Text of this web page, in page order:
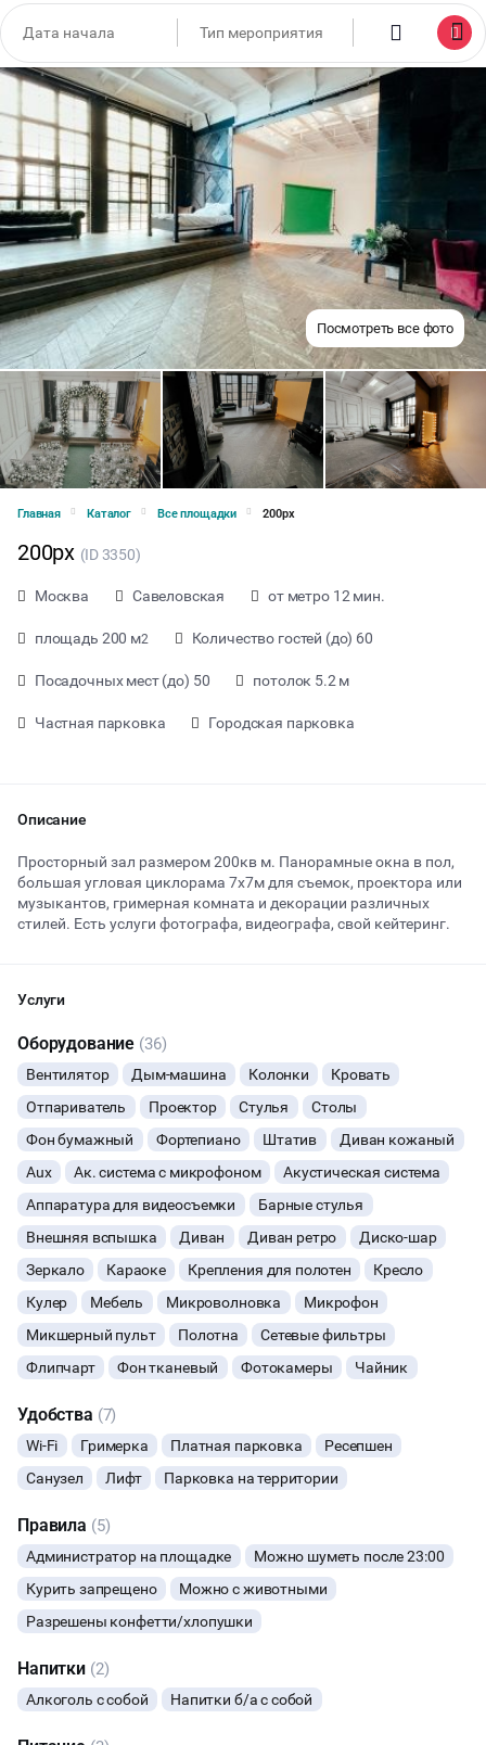
Посмотреть все фото
Главная Каталог Все площадки 200px
200px (ID 3350)
Москва Савеловская от метро 12 мин.
площадь 200 м2 Количество гостей (до) 60
Посадочных мест (до) 50 потолок 5.2 м
Частная парковка Городская парковка
Описание
Просторный зал размером 200кв м. Панорамные окна в пол,
большая угловая циклорама 7х7м для съемок, проектора или
музыкантов, гримерная комната и декорации различных
стилей. Есть услуги фотографа, видеографа, свой кейтеринг.
Услуги
Оборудование (36)
Вентилятор Дым-машина Колонки
Кровать
Отпариватель
Проектор Стулья
Столы
Фон бумажный
Фортепиано Штатив
Диван кожаный
Aux
Ак. система с микрофоном
Акустическая система
Аппаратура для видеосъемки
Барные стулья
Внешняя вспышка
Диван Диван ретро
Диско-шар
Зеркало
Караоке Крепления для полотен
Кресло
Кулер
Мебель Микроволновка
Микрофон
Микшерный пульт
Полотна
Сетевые фильтры
Флипчарт
Фон тканевый Фотокамеры Чайник
Удобства (7)
Wi-Fi Гримерка Платная парковка
Ресепшен
Санузел
Лифт Парковка на территории
Правила (5)
Администратор на площадке
Можно шуметь после 23:00
Курить запрещено
Можно с животными
Разрешены конфетти/хлопушки
Напитки (2)
Алкоголь с собой Напитки б/а с собой
от 4500 ₽ за час
ВЕЧЕРИНКИ
ДЕНЬ РОЖДЕНИЯ
ДЕВИЧНИК
ДЕТСКИЕ ПРАЗДНИКИ
СВАДЬБЫ
КОРПОРАТИВЫ
КВАРТИРНИКИ
ФОТОСЕССИИ
БАНКЕТЫ
ЮБИЛЕЙ
ВЫПУСКНЫЕ
ДИСКОТЕКА
Начало
ОСТАВИТЬ ЗАЯВКУ
Вы можете отменить заявку в любой момент, это бесплатно
или поменять параметры с нашим менеджером после того, как
оставите заявку